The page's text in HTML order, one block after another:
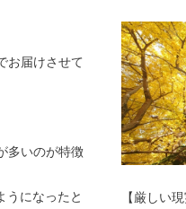
お届けさせて
多いのが特徴
うになったと
【厳しい